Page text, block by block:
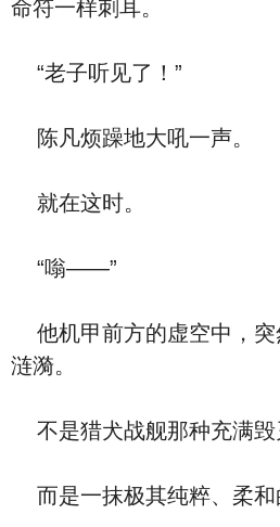
命符一样刺耳。
“老子听见了！”
陈凡烦躁地大吼一声。
就在这时。
“嗡——”
他机甲前方的虚空中，突
涟漪。
不是猎犬战舰那种充满毁
而是一抹极其纯粹、柔和